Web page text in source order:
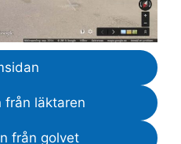
från läktaren
från golvet